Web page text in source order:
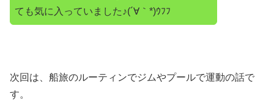
ても気に入っていました♪(´∀｀*)ｳﾌﾌ
次回は、船旅のルーティンでジムやプールで運動の話で
す。